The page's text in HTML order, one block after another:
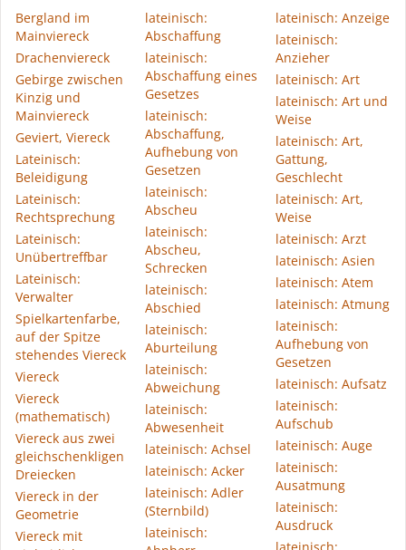
Bergland im
Mainviereck
Drachenviereck
Gebirge zwischen
Kinzig und
Mainviereck
Geviert, Viereck
Lateinisch:
Beleidigung
Lateinisch:
Rechtsprechung
Lateinisch:
Unübertreffbar
Lateinisch:
Verwalter
Spielkartenfarbe,
auf der Spitze
stehendes Viereck
Viereck
Viereck
(mathematisch)
Viereck aus zwei
gleichschenkligen
Dreiecken
Viereck in der
Geometrie
Viereck mit
lateinisch:
Abschaffung
lateinisch:
Abschaffung eines
Gesetzes
lateinisch:
Abschaffung,
Aufhebung von
Gesetzen
lateinisch:
Abscheu
lateinisch:
Abscheu,
Schrecken
lateinisch:
Abschied
lateinisch:
Aburteilung
lateinisch:
Abweichung
lateinisch:
Abwesenheit
lateinisch: Achsel
lateinisch: Acker
lateinisch: Adler
(Sternbild)
lateinisch:
lateinisch: Anzeige
lateinisch:
Anzieher
lateinisch: Art
lateinisch: Art und
Weise
lateinisch: Art,
Gattung,
Geschlecht
lateinisch: Art,
Weise
lateinisch: Arzt
lateinisch: Asien
lateinisch: Atem
lateinisch: Atmung
lateinisch:
Aufhebung von
Gesetzen
lateinisch: Aufsatz
lateinisch:
Aufschub
lateinisch: Auge
lateinisch:
Ausatmung
lateinisch:
Ausdruck